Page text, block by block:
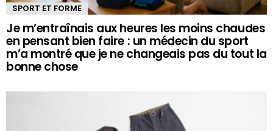
SPORT ET FORME
Je m’entraînais aux heures les moins chaudes
en pensant bien faire : un médecin du sport
m’a montré que je ne changeais pas du tout la
bonne chose